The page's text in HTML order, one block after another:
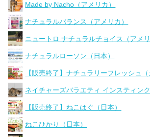
Made by Nacho（アメリカ）
ナチュラルバランス（アメリカ）
ニュートロ ナチュラルチョイス（アメリ
ナチュラルローソン（日本）
【販売終了】ナチュラリーフレッシュ（
ネイチャーズバラエティ インスティン
【販売終了】ねこはぐ（日本）
ねこひかり（日本）